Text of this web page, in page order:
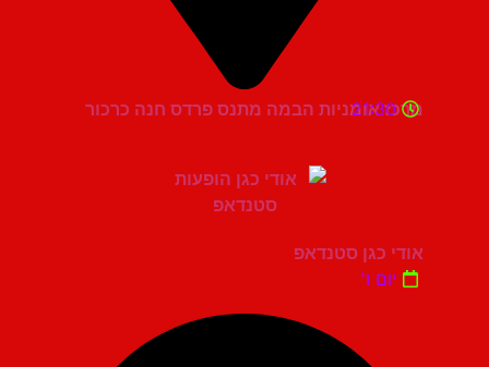
מרכז אומניות הבמה מתנס פרדס חנה כרכור
21:30
אודי כגן סטנדאפ
יום ו'